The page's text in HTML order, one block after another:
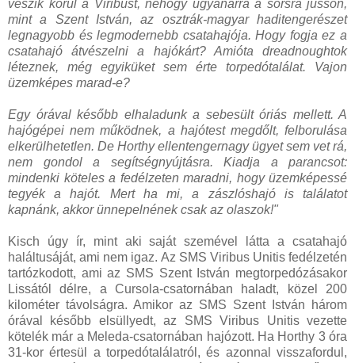
veszik körül a Viribust, nehogy ugyanarra a sorsra jusson,
mint a Szent István, az osztrák-magyar haditengerészet
legnagyobb és legmodernebb csatahajója. Hogy fogja ez a
csatahajó átvészelni a hajókárt? Amióta dreadnoughtok
léteznek, még egyiküket sem érte torpedótalálat. Vajon
üzemképes marad-e?
Egy órával később elhaladunk a sebesült óriás mellett. A
hajógépei nem működnek, a hajótest megdőlt, felborulása
elkerülhetetlen. De Horthy ellentengernagy ügyet sem vet rá,
nem gondol a segítségnyújtásra. Kiadja a parancsot:
mindenki köteles a fedélzeten maradni, hogy üzemképessé
tegyék a hajót. Mert ha mi, a zászlóshajó is találatot
kapnánk, akkor ünnepelnének csak az olaszok!"
Kisch úgy ír, mint aki saját szemével látta a csatahajó
haláltusáját, ami nem igaz. Az SMS Viribus Unitis fedélzetén
tartózkodott, ami az SMS Szent István megtorpedózásakor
Lissától délre, a Cursola-csatornában haladt, közel 200
kilométer távolságra. Amikor az SMS Szent István három
órával később elsüllyedt, az SMS Viribus Unitis vezette
kötelék már a Meleda-csatornában hajózott. Ha Horthy 3 óra
31-kor értesül a torpedótalálatról, és azonnal visszafordul,